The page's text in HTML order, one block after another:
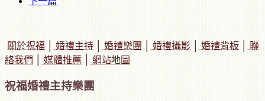
關於祝福 婚禮主持 婚禮樂團 婚禮攝影 婚禮背板
聯
絡我們
媒體推薦 網站地圖
祝福婚禮主持樂團